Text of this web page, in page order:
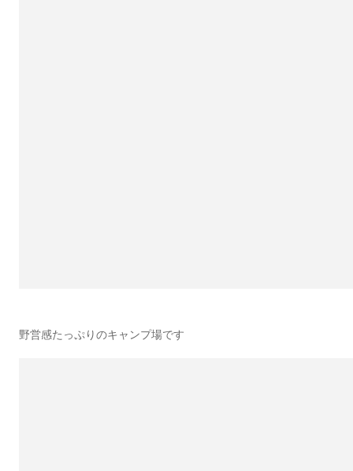
野営感たっぷりのキャンプ場です